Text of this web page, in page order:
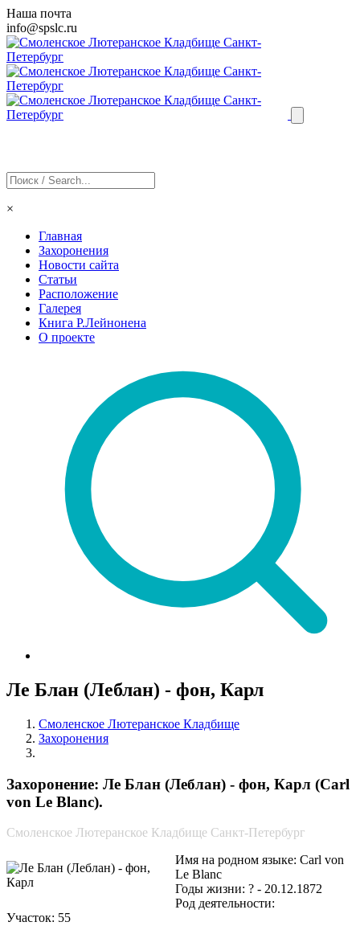
Наша почта
info@spslc.ru
×
Главная
Захоронения
Новости сайта
Статьи
Расположение
Галерея
Книга Р.Лейнонена
О проекте
Ле Блан (Леблан) - фон, Карл
Смоленское Лютеранское Кладбище
Захоронения
Захоронение: Ле Блан (Леблан) - фон, Карл (Carl
von Le Blanc).
Смоленское Лютеранское Кладбище Санкт-Петербург
Имя на родном языке: Carl von
Le Blanc
Годы жизни: ? - 20.12.1872
Род деятельности:
Участок: 55